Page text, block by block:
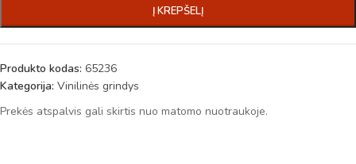
Į KREPŠELĮ
Produkto kodas: 65236
Kategorija: Vinilinės grindys
Prekės atspalvis gali skirtis nuo matomo nuotraukoje.